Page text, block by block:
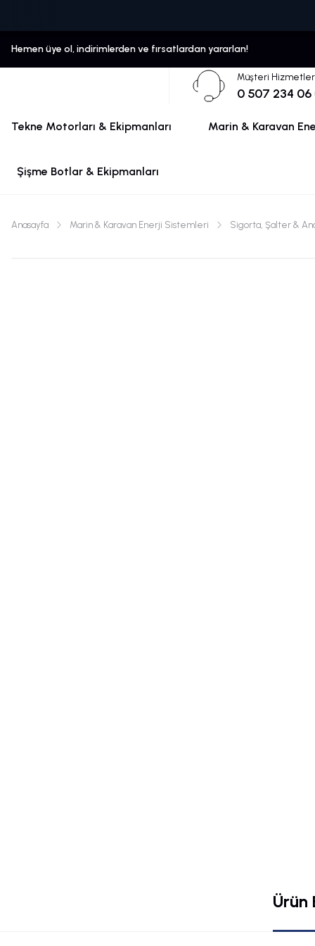
Hemen üye ol, indirimlerden ve fırsatlardan yararlan!
Müşteri
0 507 234 06
Tekne Motorları & Ekipmanları Marin & Karavan
Şişme Botlar & Ekipmanları
Anasayfa Marin & Karavan Enerji Sistemleri Sigorta, Şalter &
Ürün